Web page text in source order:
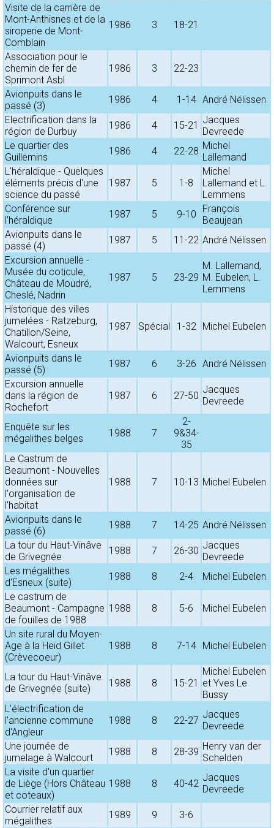
Visite de la carrière de
Mont-Anthisnes et de la
siroperie de Mont-
Comblain
1986 3 18-21
Association pour le
chemin de fer de
Sprimont Asbl
1986 3 22-23
Avionpuits dans le
passé (3)
1986 4 1-14 André Nélissen
Electrification dans la
région de Durbuy
1986 4 15-21 Jacques
Devreede
Le quartier des
Guillemins
1986 4 22-28 Michel
Lallemand
L'héraldique - Quelques
éléments précis d'une
science du passé
1987 5 1-8
Michel
Lallemand et L.
Lemmens
Conférence sur
l'héraldique
1987 5 9-10
François
Beaujean
Avionpuits dans le
passé (4)
1987 5 11-22 André Nélissen
Excursion annuelle -
Musée du coticule,
Château de Moudré,
Cheslé, Nadrin
1987 5 23-29
M. Lallemand,
M. Eubelen, L.
Lemmens
Historique des villes
jumelées - Ratzeburg,
Chatillon/Seine,
Walcourt, Esneux
1987 Spécial 1-32 Michel Eubelen
Avionpuits dans le
passé (5)
1987 6 3-26 André Nélissen
Excursion annuelle
dans la région de
Rochefort
1987 6 27-50
Jacques
Devreede
Enquête sur les
mégalithes belges
1988 7
2-
9&34-
35
Le Castrum de
Beaumont - Nouvelles
données sur
l'organisation de
l'habitat
1988 7 10-13 Michel Eubelen
Avionpuits dans le
passé (6)
1988 7 14-25 André Nélissen
La tour du Haut-Vinâve
de Grivegnée
1988 7 26-30 Jacques
Devreede
Les mégalithes
d'Esneux (suite)
1988 8 2-4
Michel Eubelen
Le castrum de
Beaumont - Campagne
de fouilles de 1988
1988 8 5-6 Michel Eubelen
Un site rural du Moyen-
Age à la Heid Gillet
(Crèvecoeur)
1988 8 7-14 Michel Eubelen
La tour du Haut-Vinâve
de Grivegnée (suite)
1988 8 15-21
Michel Eubelen
et Yves Le
Bussy
L'électrification de
l'ancienne commune
d'Angleur
1988 8 22-27
Jacques
Devreede
Une journée de
jumelage à Walcourt
1988 8 28-39 Henry van der
Schelden
La visite d'un quartier
de Liège (Hors Château
et coteaux)
1988 8 40-42
Jacques
Devreede
Courrier relatif aux
mégalithes
1989 9
3-6